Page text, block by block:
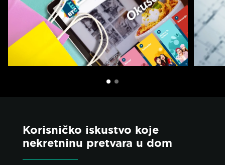
Korisničko iskustvo koje
nekretninu pretvara u dom